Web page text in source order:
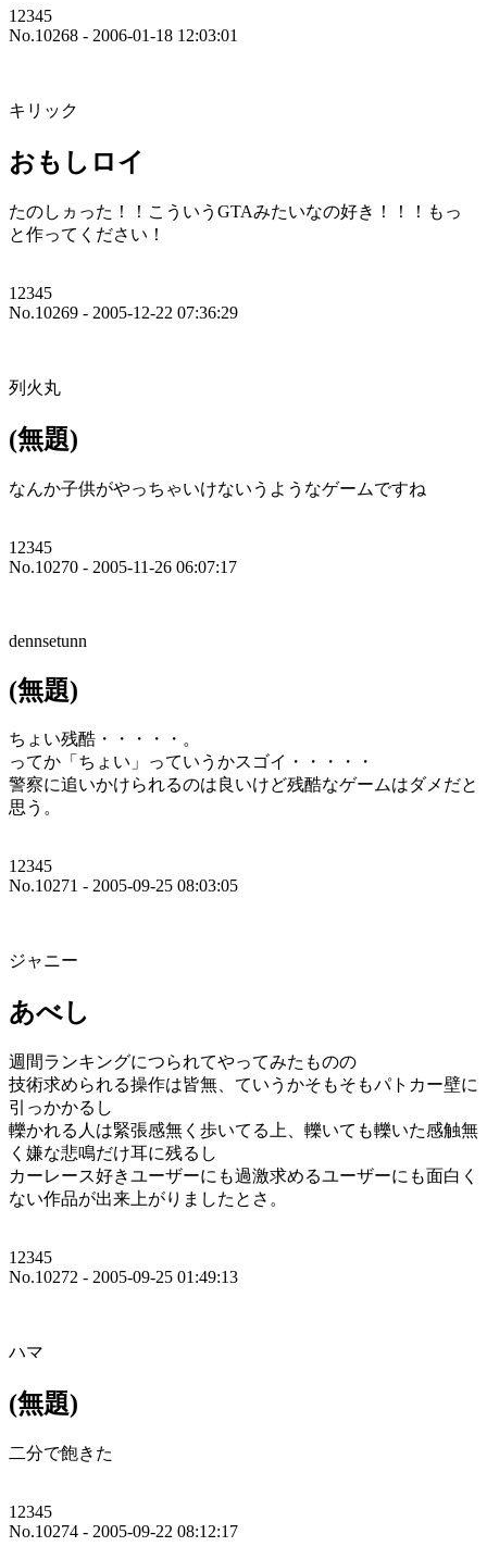
12345
No.10268 - 2006-01-18 12:03:01
キリック
おもしロイ
たのしヵった！！こういうGTAみたいなの好き！！！もっ
と作ってください！
12345
No.10269 - 2005-12-22 07:36:29
列火丸
(無題)
なんか子供がやっちゃいけないうようなゲームですね
12345
No.10270 - 2005-11-26 06:07:17
dennsetunn
(無題)
ちょい残酷・・・・・。
ってか「ちょい」っていうかスゴイ・・・・・
警察に追いかけられるのは良いけど残酷なゲームはダメだと
思う。
12345
No.10271 - 2005-09-25 08:03:05
ジャニー
あべし
週間ランキングにつられてやってみたものの
技術求められる操作は皆無、ていうかそもそもパトカー壁に
引っかかるし
轢かれる人は緊張感無く歩いてる上、轢いても轢いた感触無
く嫌な悲鳴だけ耳に残るし
カーレース好きユーザーにも過激求めるユーザーにも面白く
ない作品が出来上がりましたとさ。
12345
No.10272 - 2005-09-25 01:49:13
ハマ
(無題)
二分で飽きた
12345
No.10274 - 2005-09-22 08:12:17